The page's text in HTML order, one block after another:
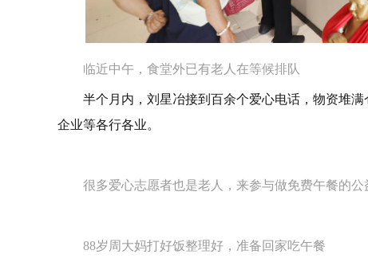
临近中午，食堂外已有老人在等候排队
半个月内，刘星冶接到百余个爱心电话，物资堆
企业等各行各业。
很多爱心志愿者也是老人，来参与做免费午餐的公
88岁周大妈打好饭整理好，准备回家吃午餐